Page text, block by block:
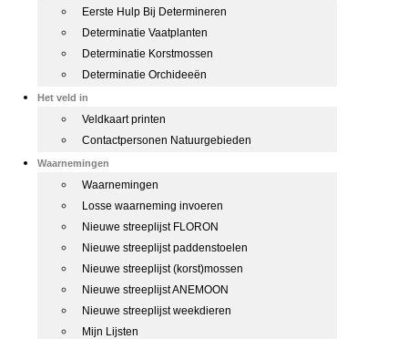
Eerste Hulp Bij Determineren
Determinatie Vaatplanten
Determinatie Korstmossen
Determinatie Orchideeën
Het veld in
Veldkaart printen
Contactpersonen Natuurgebieden
Waarnemingen
Waarnemingen
Losse waarneming invoeren
Nieuwe streeplijst FLORON
Nieuwe streeplijst paddenstoelen
Nieuwe streeplijst (korst)mossen
Nieuwe streeplijst ANEMOON
Nieuwe streeplijst weekdieren
Mijn Lijsten